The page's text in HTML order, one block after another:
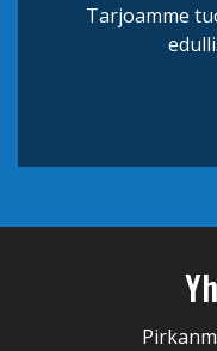
Tarjoamme